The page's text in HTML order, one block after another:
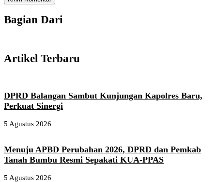
Bagian Dari
Artikel Terbaru
DPRD Balangan Sambut Kunjungan Kapolres Baru,
Perkuat Sinergi
5 Agustus 2026
Menuju APBD Perubahan 2026, DPRD dan Pemkab
Tanah Bumbu Resmi Sepakati KUA-PPAS
5 Agustus 2026